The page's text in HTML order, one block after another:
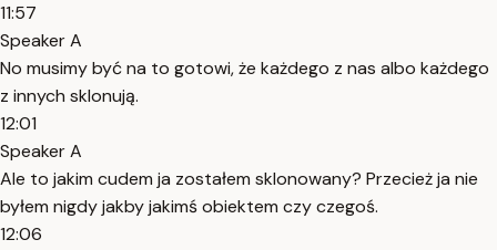
11:57
Speaker A
No musimy być na to gotowi, że każdego z nas albo każdego
z innych sklonują.
12:01
Speaker A
Ale to jakim cudem ja zostałem sklonowany? Przecież ja nie
byłem nigdy jakby jakimś obiektem czy czegoś.
12:06